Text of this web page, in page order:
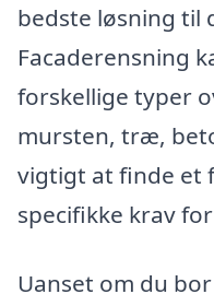
bedste løsning til
Facaderensning
forskellige typer
mursten, træ,
vigtigt at finde et
specifikke krav
Uanset om du